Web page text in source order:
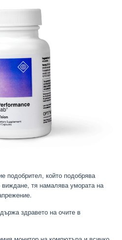
подобрител, който подобрява
тя намалява умората на
здравето на очите в